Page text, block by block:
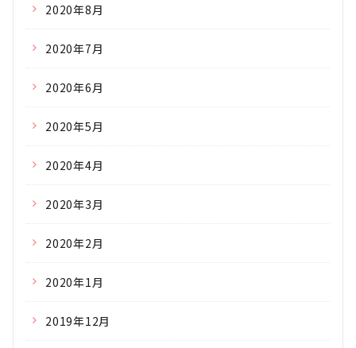
2020年8月
2020年7月
2020年6月
2020年5月
2020年4月
2020年3月
2020年2月
2020年1月
2019年12月